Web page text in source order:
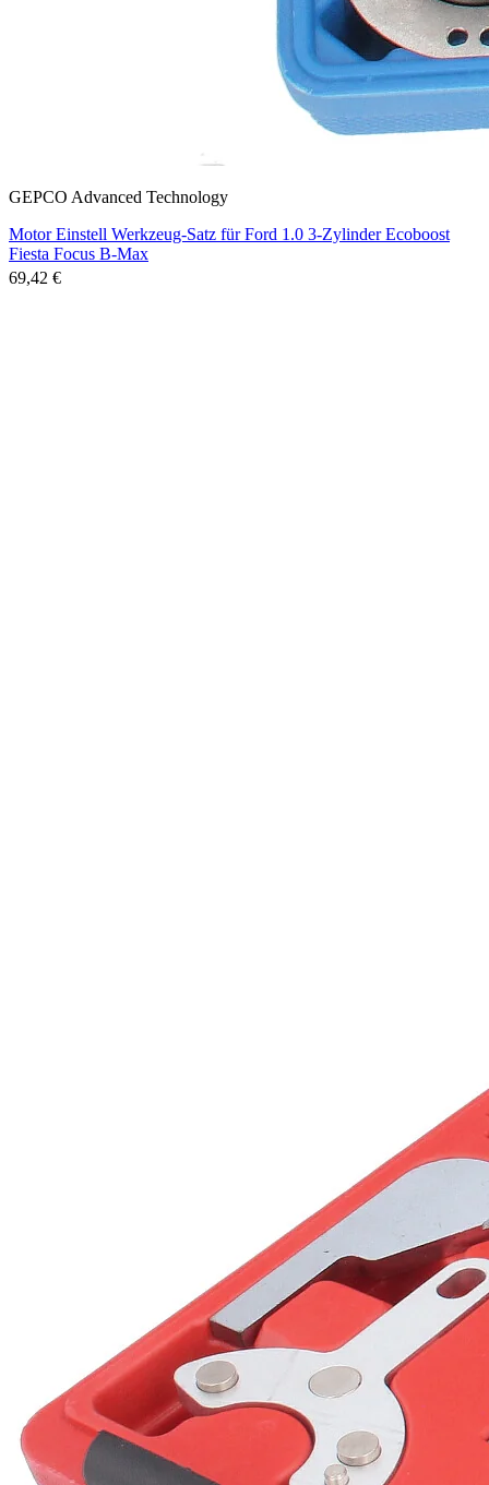
GEPCO Advanced Technology
Motor Einstell Werkzeug-Satz für Ford 1.0 3-Zylinder Ecoboost
Fiesta Focus B-Max
69,42 €